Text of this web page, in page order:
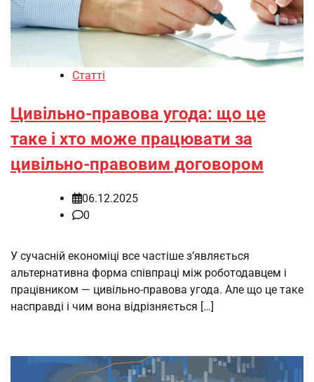
Статті
Цивільно-правова угода: що це
таке і хто може працювати за
цивільно-правовим договором
06.12.2025
0
У сучасній економіці все частіше з’являється
альтернативна форма співпраці між роботодавцем і
працівником — цивільно-правова угода. Але що це таке
насправді і чим вона відрізняється […]